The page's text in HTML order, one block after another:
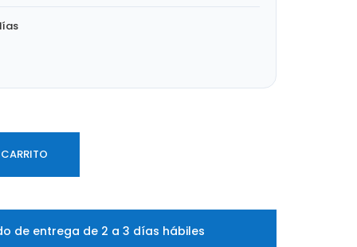
de entrega de 2 a 3 días hábiles